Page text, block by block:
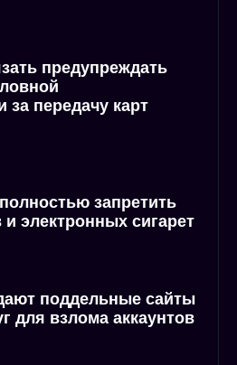
предупреждать
за передачу карт
запретить
электронных сигарет
поддельные сайты
для взлома аккаунтов